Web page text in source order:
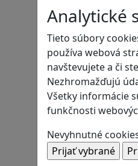
Analytické
Tieto súbory
používa webová
navštevujete a či
Nezhromažďujú
Všetky informácie
funkčnosti
Nevyhnutné